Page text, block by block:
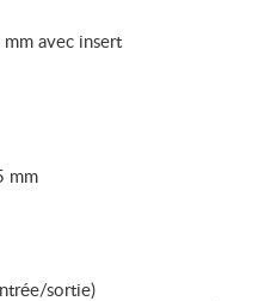
avec insert
mm
sortie)